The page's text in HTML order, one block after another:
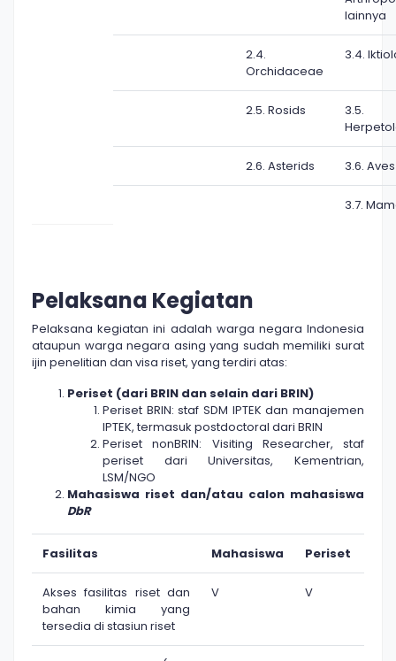
lainnya
2.4.
Orchidaceae
3.4.
2.5. Rosids
3.5.
2.6. Asterids 3.6. Aves
3.7.
Pelaksana Kegiatan
Pelaksana kegiatan ini adalah warga negara Indonesia
ataupun warga negara asing yang sudah memiliki surat
ijin penelitian dan visa riset, yang terdiri atas:
Periset (dari BRIN dan selain dari BRIN)
Periset BRIN: staf SDM IPTEK dan manajemen
IPTEK, termasuk postdoctoral dari BRIN
Periset nonBRIN: Visiting Researcher, staf
periset dari Universitas, Kementrian,
LSM/NGO
Mahasiswa riset dan/atau calon mahasiswa
DbR
Fasilitas Mahasiswa Periset
Akses fasilitas riset dan
bahan kimia yang
tersedia di stasiun riset
V V